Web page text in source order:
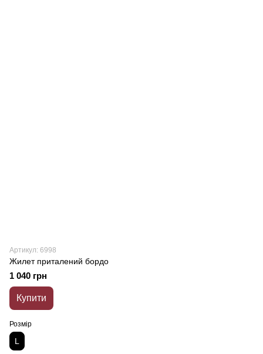
Артикул: 6998
Жилет приталений бордо
1 040 грн
Купити
Розмір
L